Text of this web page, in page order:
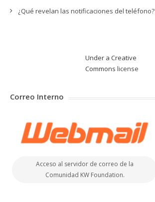
¿Qué revelan las notificaciones del teléfono?
Under a Creative
Commons license
Correo Interno
Acceso al servidor de correo de la
Comunidad KW Foundation.